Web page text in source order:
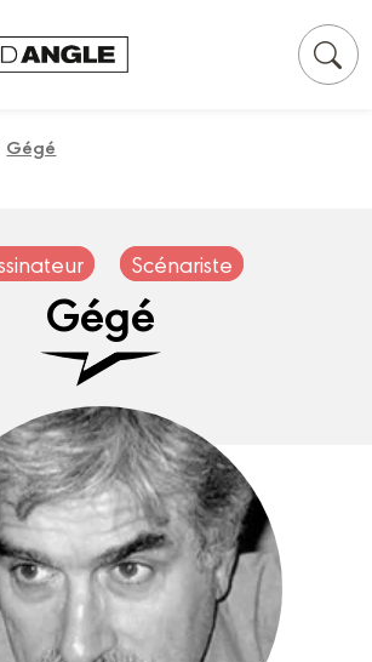
Gégé
Scénariste
Gégé